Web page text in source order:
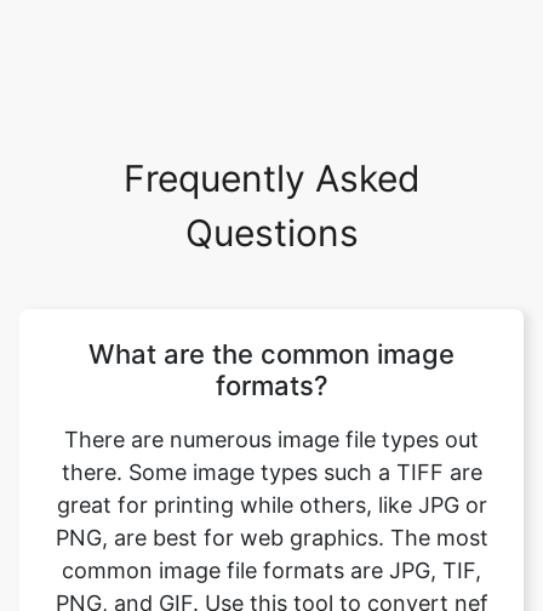
What are the common image
there. Some image types such a TIFF are
great for printing while others, like JPG or
PNG, are best for web graphics. The most
common image file formats are JPG, TIF,
PNG, and GIF. Use this tool to convert nef
to gif format. Just select your format you
want to convert to, upload your image file.
Your image will be converted instantly and